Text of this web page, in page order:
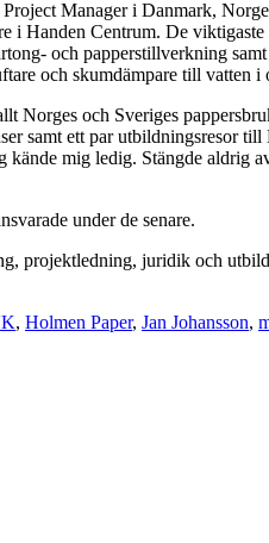
Manager i Danmark,
i Handen Centrum. De
och papperstillverkning
och skumdämpare till vatten i
Norges och Sveriges
samt ett par utbildningsresor
kände mig ledig. Stängde aldrig
under de senare.
projektledning, juridik och
, Holmen Paper, Jan Johansson,